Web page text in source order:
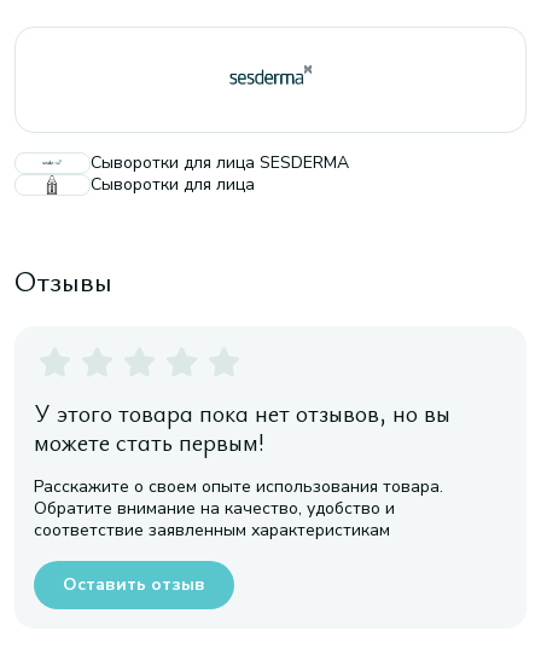
Сыворотки для лица SESDERMA
Сыворотки для лица
Отзывы
У этого товара пока нет отзывов, но вы
можете стать первым!
Расскажите о своем опыте использования товара.
Обратите внимание на качество, удобство и
соответствие заявленным характеристикам
Оставить отзыв